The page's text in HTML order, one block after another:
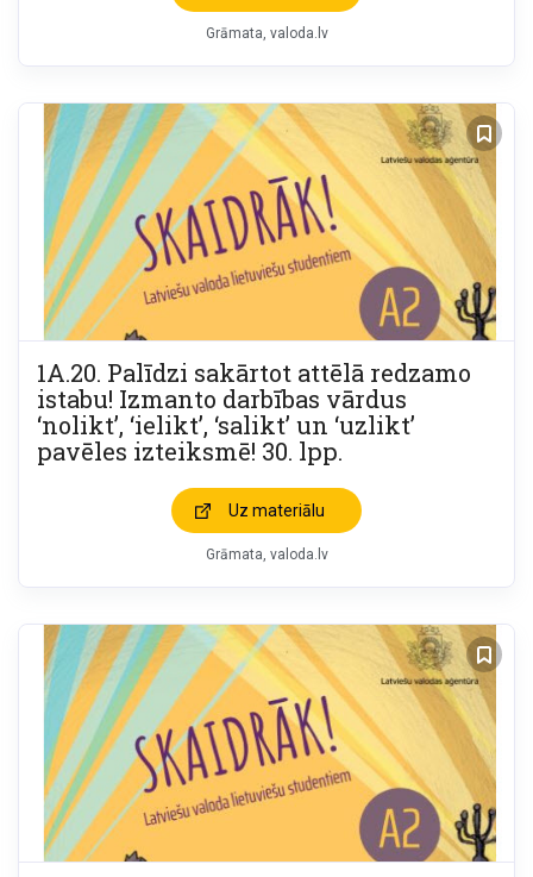
Grāmata valoda.lv
1A.20. Palīdzi sakārtot attēlā redzamo
istabu! Izmanto darbības vārdus
‘nolikt’, ‘ielikt’, ‘salikt’ un ‘uzlikt’
pavēles izteiksmē! 30. lpp.
Uz materiālu
Grāmata valoda.lv